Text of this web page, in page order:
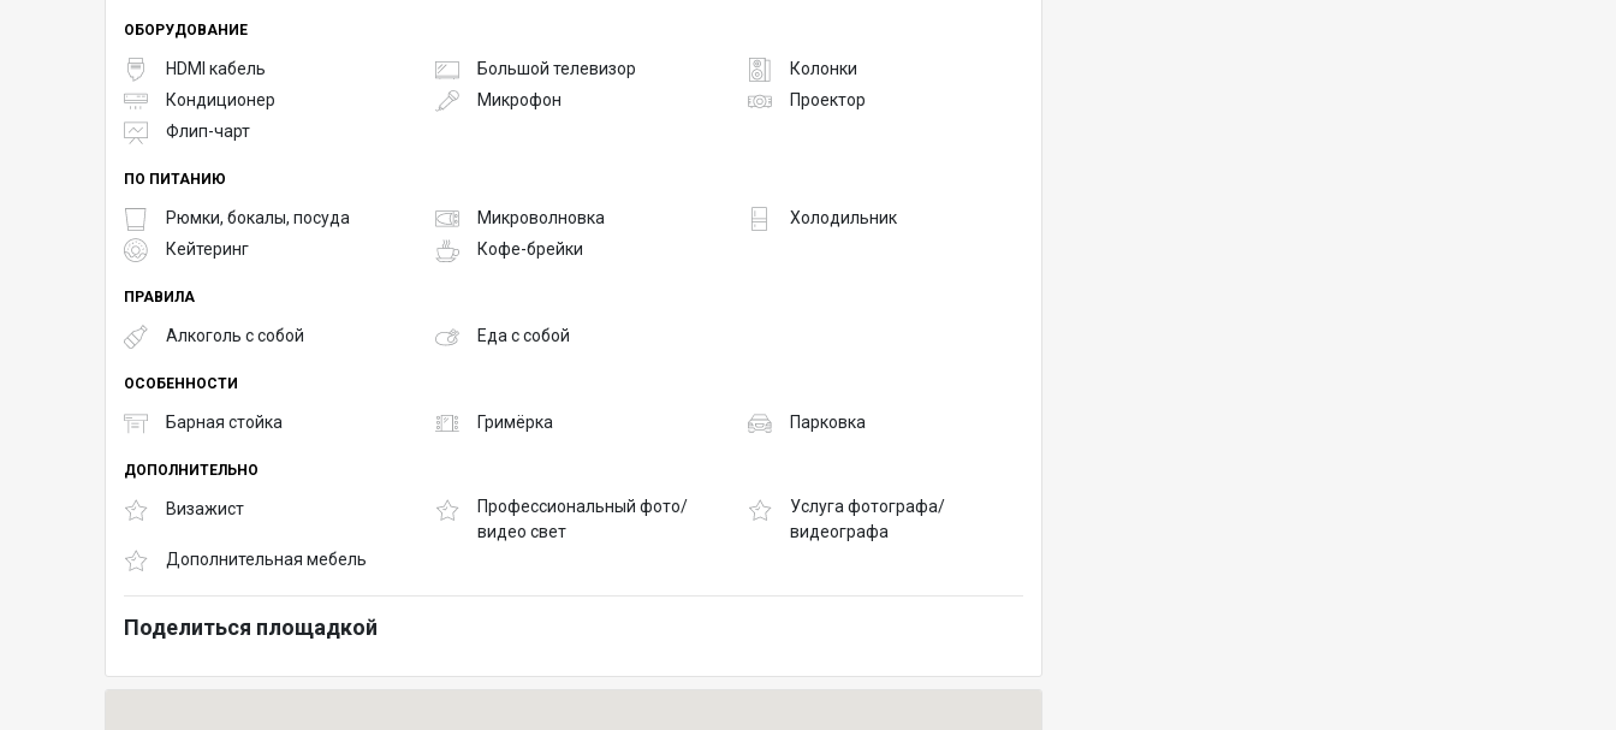
ОБОРУДОВАНИЕ
HDMI кабель Большой телевизор
Колонки
Кондиционер
Микрофон
Проектор
Флип-чарт
ПО ПИТАНИЮ
Рюмки, бокалы, посуда Микроволновка
Холодильник
Кейтеринг
Кофе-брейки
ПРАВИЛА
Алкоголь с собой Еда с собой
ОСОБЕННОСТИ
Барная стойка Гримёрка Парковка
ДОПОЛНИТЕЛЬНО
Визажист
Профессиональный фото/
видео свет
Услуга фотографа/
видеографа
Дополнительная мебель
Поделиться площадкой